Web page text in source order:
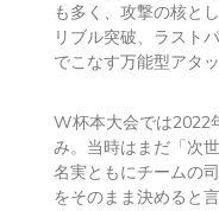
も多く、攻撃の核と
リブル突破、ラスト
でこなす万能型アタッ
W杯本大会では2022
み。当時はまだ「次
名実ともにチームの
をそのまま決めると